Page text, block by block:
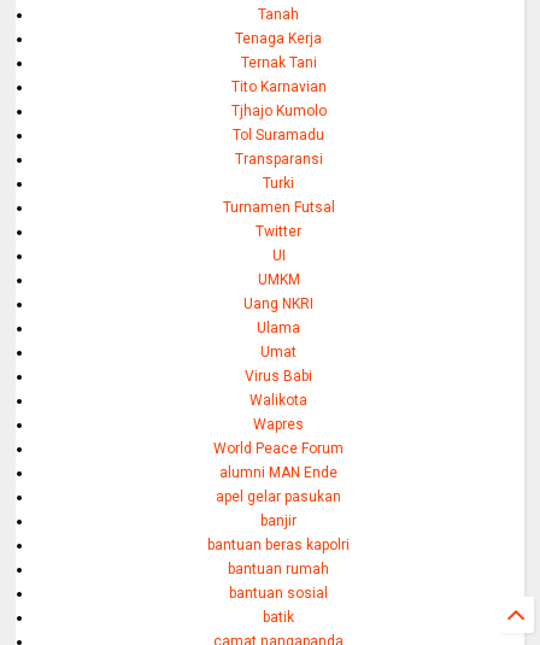
Tanah
Tenaga Kerja
Ternak Tani
Tito Karnavian
Tjhajo Kumolo
Tol Suramadu
Transparansi
Turki
Turnamen Futsal
Twitter
UI
UMKM
Uang NKRI
Ulama
Umat
Virus Babi
Walikota
Wapres
World Peace Forum
alumni MAN Ende
apel gelar pasukan
banjir
bantuan beras kapolri
bantuan rumah
bantuan sosial
batik
camat nangapanda